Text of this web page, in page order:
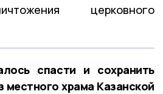
церковного
спасти и сохранить
местного храма Казанской